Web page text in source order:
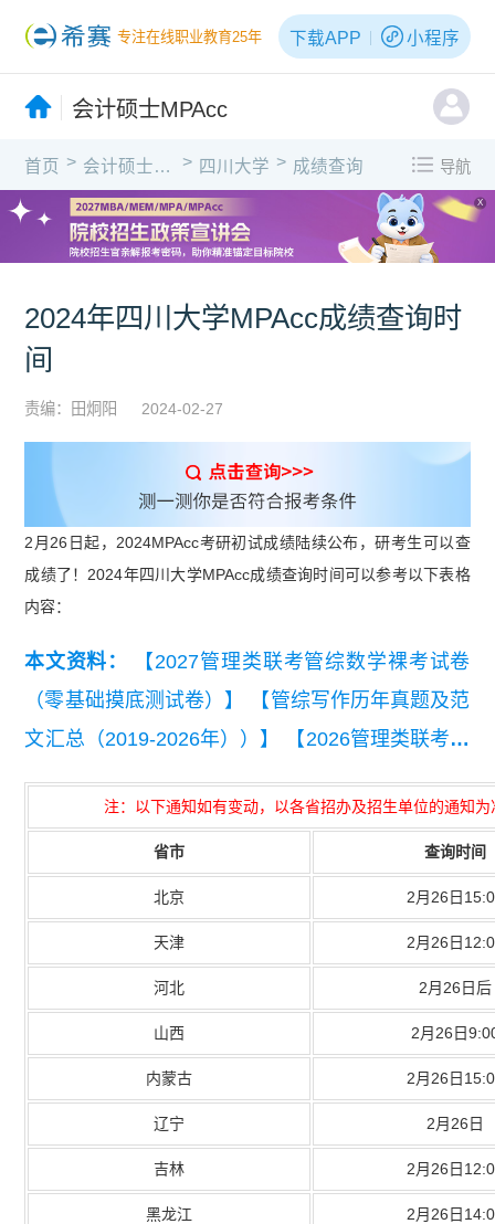
专注在线职业教育25年 下载APP 小程序
会计硕士MPAcc
首页 > 会计硕士MPAcc > 四川大学 > 成绩查询 导航
X
2024年四川大学MPAcc成绩查询时
间
责编：田炯阳 2024-02-27
2月26日起，2024MPAcc考研初试成绩陆续公布，研考生可以查
成绩了！2024年四川大学MPAcc成绩查询时间可以参考以下表格
内容：
本文资料：
【2027管理类联考管综数学裸考试卷
（零基础摸底测试卷）】
【管综写作历年真题及范
文汇总（2019-2026年））】
【2026管理类联考综
合能力真题及答案【完整版】】 【2024届管理类
联考英语二真题及答案解析】 【2024届管理类联
考综合能力真题及解析】
【2023年管理联考逻辑
+数学+写作+英语二真题汇总】
注：以下通知如有变动，以各省招办及招生单位的通知为
省市 查询时间
北京 2月26日
天津 2月26日
河北 2月26日后
山西 2月26日
内蒙古 2月26日
辽宁 2月26日
吉林 2月26日
黑龙江 2月26日